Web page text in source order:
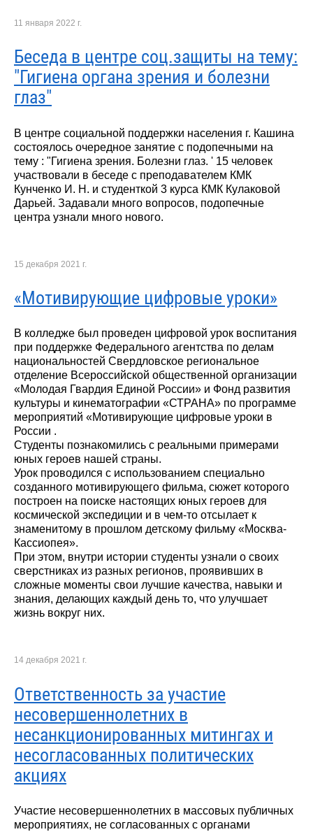
11 января 2022 г.
Беседа в центре соц.защиты на тему:
"Гигиена органа зрения и болезни
глаз"
В центре социальной поддержки населения г. Кашина
состоялось очередное занятие с подопечными на
тему : "Гигиена зрения. Болезни глаз. ' 15 человек
участвовали в беседе с преподавателем КМК
Кунченко И. Н. и студенткой 3 курса КМК Кулаковой
Дарьей. Задавали много вопросов, подопечные
центра узнали много нового.
15 декабря 2021 г.
«Мотивирующие цифровые уроки»
В колледже был проведен цифровой урок воспитания
при поддержке Федерального агентства по делам
национальностей Свердловское региональное
отделение Всероссийской общественной организации
«Молодая Гвардия Единой России» и Фонд развития
культуры и кинематографии «СТРАНА» по программе
мероприятий «Мотивирующие цифровые уроки в
России .
Студенты познакомились с реальными примерами
юных героев нашей страны.
Урок проводился с использованием специально
созданного мотивирующего фильма, сюжет которого
построен на поиске настоящих юных героев для
космической экспедиции и в чем-то отсылает к
знаменитому в прошлом детскому фильму «Москва-
Кассиопея».
При этом, внутри истории студенты узнали о своих
сверстниках из разных регионов, проявивших в
сложные моменты свои лучшие качества, навыки и
знания, делающих каждый день то, что улучшает
жизнь вокруг них.
14 декабря 2021 г.
Ответственность за участие
несовершеннолетних в
несанкционированных митингах и
несогласованных политических
акциях
Участие несовершеннолетних в массовых публичных
мероприятиях, не согласованных с органами